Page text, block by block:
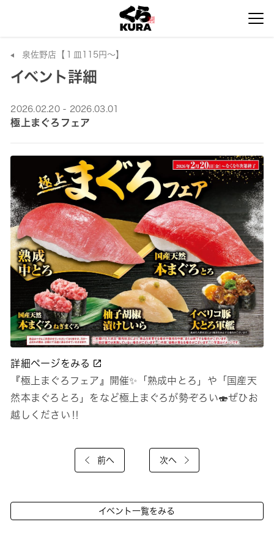
泉佐野店【１皿115円～】
イベント詳細
2026.02.20 - 2026.03.01
極上まぐろフェア
詳細ページをみる
『極上まぐろフェア』開催✨「熟成中とろ」や「国産天
然本まぐろとろ」をなど極上まぐろが勢ぞろい🍣ぜひお
越しください‼
前へ 次へ
イベント一覧をみる